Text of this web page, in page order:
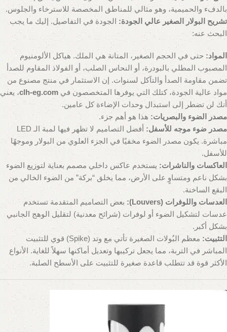
بالدفء والحميمية، وهو مثالي للمناطق المخصصة للاسترخاء والجلوس.
تشريح البولار الصغير عالي الجودة:الجودة في التفاصيل. إليك ما يجب
البحث عنه:
المواد: حتى في الحجم الصغير، المتانة هي الملك. هياكل الألومنيوم
المصبوب المطلي بالبودرة، أو النحاس الصلب، أو الفولاذ المقاوم للصدأ
تضمن مقاومة الصدأ والتآكل لسنوات. إن الاستثمار في منتج مصنوع من
مواد عالية الجودة، كتلك التي يوفرها المتخصصون في clh-eg.com، يعني
أنك لن تضطر إلى استبدال وحدات الإضاءة كل عامين.
مصدر الضوء والبصريات: هذا هو أهم جزء.
مصدر ضوء موجه للأسفل:
أفضل التصاميم لا تظهر فيها لمبة الـ LED
مباشرة. يكون مصدر الضوء مخفيًا في الجزء العلوي من البولار وموجهًا
للأسفل.
العاكسات والناشرات: يستخدم عاكس داخلي مصمم بعناية لتوزيع الضوء
بشكل ناعم ومتساوٍ على الأرض، مما يخلق “بركة” من الضوء الخالي من
البقع الساخنة.
العدسات واللوفرات (Louvers):
بعض التصاميم المتقدمة تستخدم
عدسات لتشكيل الضوء أو لوفرات (شرائح معدنية) لتقليل الوهج الجانبي
بشكل أكبر.
التثبيت:
معظم البُولات الصغيرة تأتي مع وتد (Spike) قوي للتثبيت
المباشر في التربة، مما يجعل تركيبها وتعديل أماكنها سهلاً للغاية. الأنواع
الأكثر قوة قد تتطلب قاعدة صغيرة للتثبيت على الأسطح الصلبة.